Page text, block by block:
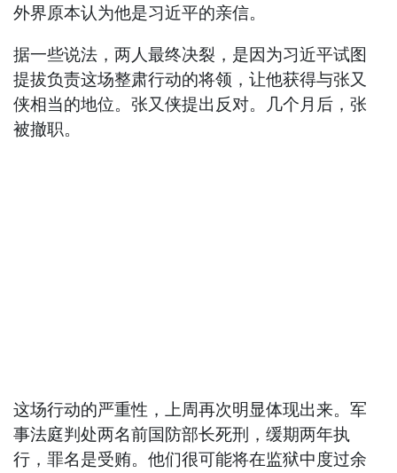
外界原本认为他是习近平的亲信。
据一些说法，两人最终决裂，是因为习近平试图
提拔负责这场整肃行动的将领，让他获得与张又
侠相当的地位。张又侠提出反对。几个月后，张
被撤职。
这场行动的严重性，上周再次明显体现出来。军
事法庭判处两名前国防部长死刑，缓期两年执
行，罪名是受贿。他们很可能将在监狱中度过余